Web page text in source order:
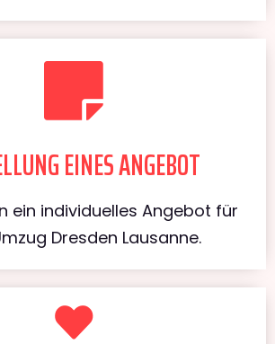
EINES ANGEBOT
ein individuelles Angebot für
Dresden Lausanne.